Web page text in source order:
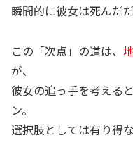
瞬間的に彼女は死んだだ
この「次点」の道は、
が、
彼女の追っ手を考える
ン。
選択肢としては有り得な